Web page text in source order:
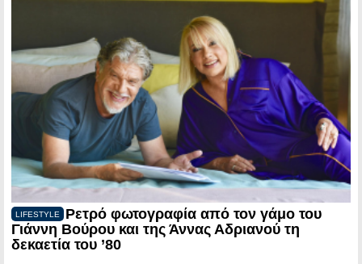
LIFESTYLE
Ρετρό φωτογραφία από τον γάμο του
Γιάννη Βούρου και της Άννας Αδριανού τη
δεκαετία του ’80